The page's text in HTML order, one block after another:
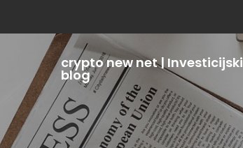
crypto new net | Investicijski
blog